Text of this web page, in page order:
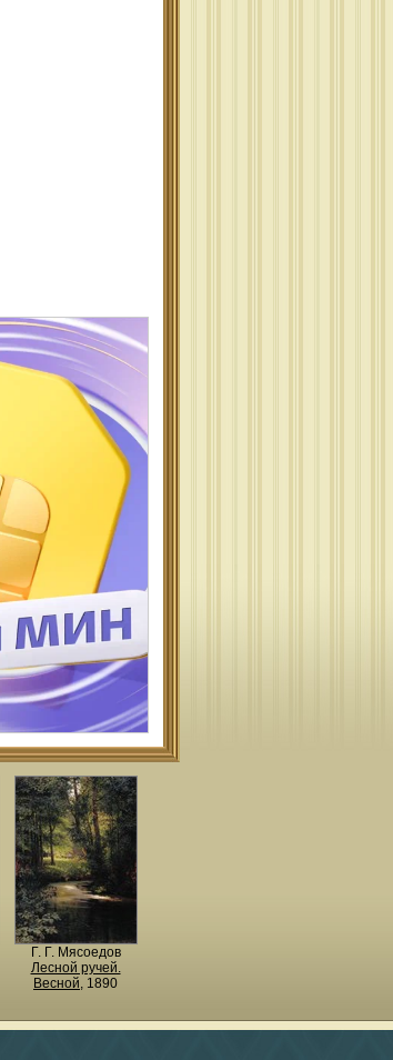
Г. Г. Мясоедов
Лесной ручей.
Весной, 1890